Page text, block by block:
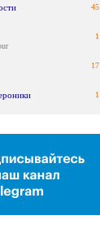
45
1
17
1